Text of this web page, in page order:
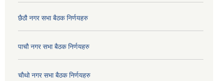
छैठौ नगर सभा बैठक निर्णयहरु
पाचौ नगर सभा बैठक निर्णयहरु
चौथो नगर सभा बैठक निर्णयहरु